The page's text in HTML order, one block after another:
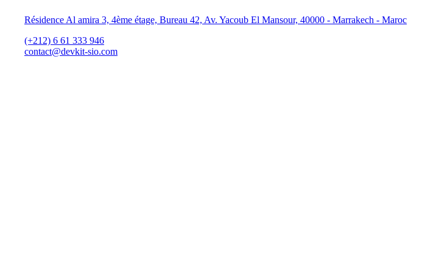
Résidence Al amira 3, 4ème étage, Bureau 42, Av. Yacoub El Mansour, 40000 - Marrakech - Maroc
(+212) 6 61 333 946
contact@devkit-sio.com